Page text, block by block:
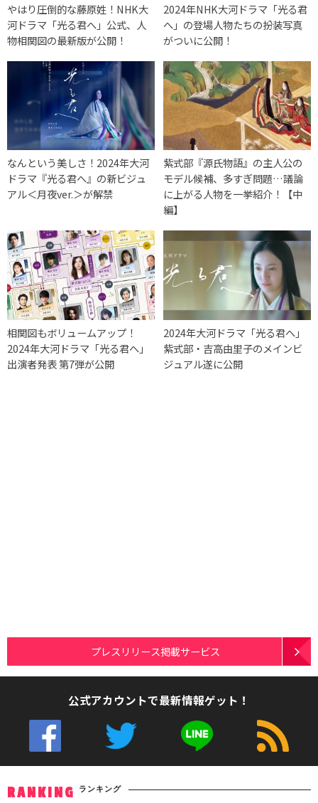
やはり圧倒的な藤原姓！NHK大
河ドラマ「光る君へ」公式、人
物相関図の最新版が公開！
2024年NHK大河ドラマ「光る君
へ」の登場人物たちの扮装写真
がついに公開！
なんという美しさ！2024年大河
ドラマ『光る君へ』の新ビジュ
アル＜月夜ver.＞が解禁
紫式部『源氏物語』の主人公の
モデル候補、多すぎ問題…議論
に上がる人物を一挙紹介！【中
編】
相関図もボリュームアップ！
2024年大河ドラマ「光る君へ」
出演者発表 第7弾が公開
2024年大河ドラマ「光る君へ」
紫式部・吉高由里子のメインビ
ジュアル遂に公開
プレスリリース掲載サービス
公式アカウントで最新情報ゲット！
RANKING ランキング